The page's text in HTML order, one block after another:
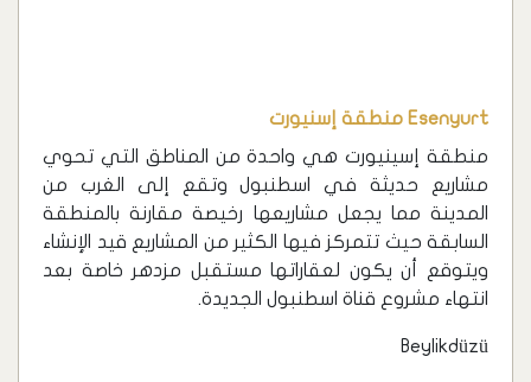
Esenyurt منطقة إسنيورت
منطقة إسينيورت هي واحدة من المناطق التي تحوي
مشاريع حديثة في اسطنبول وتقع إلى الغرب من
المدينة مما يجعل مشاريعها رخيصة مقارنة بالمنطقة
السابقة حيث تتمركز فيها الكثير من المشاريع قيد الإنشاء
ويتوقع أن يكون لعقاراتها مستقبل مزدهر خاصة بعد
انتهاء مشروع قناة اسطنبول الجديدة.
Beylikdüzü